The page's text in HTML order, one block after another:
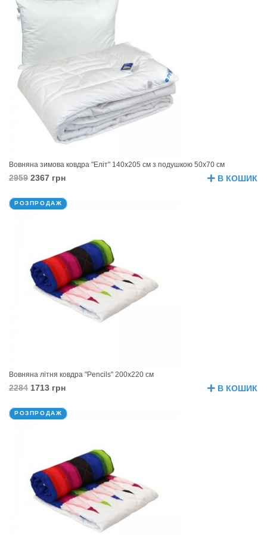
Вовняна зимова ковдра "Еліт" 140х205 см з подушкою 50х70 см
2959 2367 грн В КОШИК
РОЗПРОДАЖ
Вовняна літня ковдра "Pencils" 200х220 см
2284 1713 грн В КОШИК
РОЗПРОДАЖ